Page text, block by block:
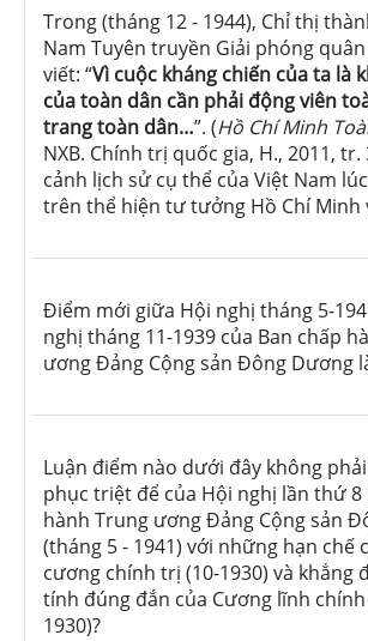
Trong (tháng 12 - 1944), Chỉ thị
Nam Tuyên truyền Giải phóng
viết: “Vì cuộc kháng chiến của ta là
của toàn dân cần phải động viên
trang toàn dân…”. (Hồ Chí Minh
NXB. Chính trị quốc gia, H., 2011,
cảnh lịch sử cụ thể của Việt Nam
trên thể hiện tư tưởng Hồ Chí Minh
Điểm mới giữa Hội nghị tháng 5-
nghị tháng 11-1939 của Ban chấp
ương Đảng Cộng sản Đông Dương
Luận điểm nào dưới đây không
phục triệt để của Hội nghị lần thứ 8
hành Trung ương Đảng Cộng sản
(tháng 5 - 1941) với những hạn chế
cương chính trị (10-1930) và khẳng
tính đúng đắn của Cương lĩnh
1930)?